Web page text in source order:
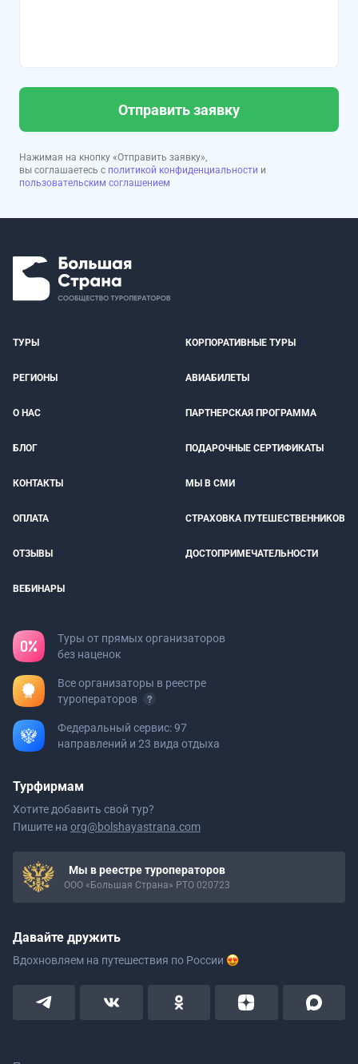
Отправить заявку
Нажимая на кнопку «Отправить заявку»,
вы соглашаетесь с политикой конфиденциальности и
пользовательским соглашением
ТУРЫ КОРПОРАТИВНЫЕ ТУРЫ
РЕГИОНЫ АВИАБИЛЕТЫ
О НАС ПАРТНЕРСКАЯ ПРОГРАММА
БЛОГ ПОДАРОЧНЫЕ СЕРТИФИКАТЫ
КОНТАКТЫ МЫ В СМИ
ОПЛАТА СТРАХОВКА ПУТЕШЕСТВЕННИКОВ
ОТЗЫВЫ ДОСТОПРИМЕЧАТЕЛЬНОСТИ
ВЕБИНАРЫ
Туры от прямых организаторов
без наценок
Все организаторы в реестре
туроператоров
Федеральный сервис: 97
направлений и 23 вида отдыха
Турфирмам
Хотите добавить свой тур?
Пишите на org@bolshayastrana.com
Мы в реестре туроператоров
ООО «Большая Страна» РТО 020723
Давайте дружить
Вдохновляем на путешествия по России